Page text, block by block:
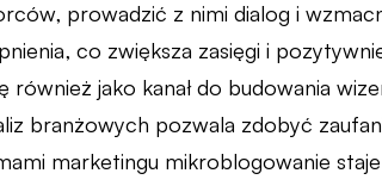
prowadzić z nimi dialog i
co zwiększa zasięgi i
jako kanał do budowania
branżowych pozwala zdobyć
marketingu mikroblogowanie